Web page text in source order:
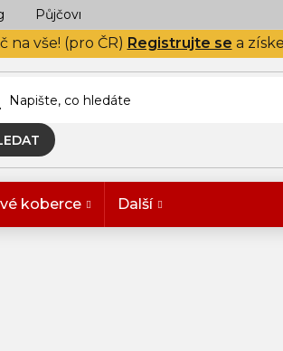
na vše! (pro ČR) Registrujte se a
Půjčovna
koberce Další